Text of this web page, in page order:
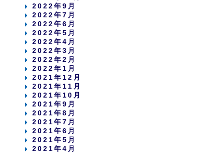
2022年9月
2022年7月
2022年6月
2022年5月
2022年4月
2022年3月
2022年2月
2022年1月
2021年12月
2021年11月
2021年10月
2021年9月
2021年8月
2021年7月
2021年6月
2021年5月
2021年4月